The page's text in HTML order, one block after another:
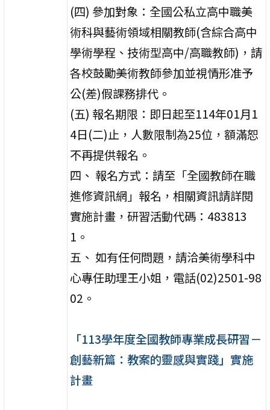
(四) 參加對象：全國公私立高中職美
術科與藝術領域相關教師(含綜合高中
學術學程、技術型高中/高職教師)，請
各校鼓勵美術教師參加並視情形准予
公(差)假課務排代。
(五) 報名期限：即日起至114年01月1
4日(二)止，人數限制為25位，額滿恕
不再提供報名。
四、 報名方式：請至「全國教師在職
進修資訊網」報名，相關資訊請詳閱
實施計畫，研習活動代碼：483813
1。
五、 如有任何問題，請洽美術學科中
心專任助理王小姐，電話(02)2501-98
02。
「113學年度全國教師專業成長研習－
創藝新篇：教案的靈感與實踐」實施
計畫